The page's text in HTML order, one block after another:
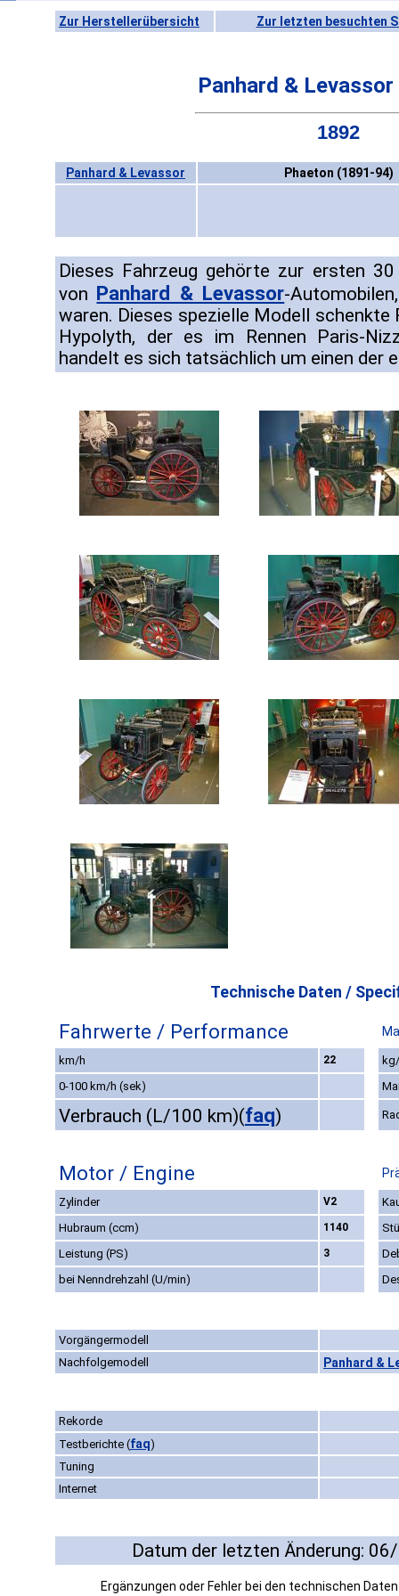
Zur Herstellerübersicht Zur letzten besuchten
Panhard &
1892
Panhard & Levassor Phaeton (1891-94)
Dieses Fahrzeug gehörte zur ersten
von Panhard & Levassor-
waren. Dieses spezielle Modell schenkte
Hypolyth, der es im Rennen Paris-
handelt es sich tatsächlich um einen der
Technische Daten /
Fahrwerte / Performance
km/h 22
0-100 km/h (sek)
Verbrauch (L/100 km)(faq)
Motor / Engine
Zylinder V2
Hubraum (ccm)
1140
Leistung (PS)
3
bei Nenndrehzahl (U/min)
Vorgängermodell
Nachfolgemodell
Panhard &
Rekorde
Testberichte (faq)
Tuning
Internet
Datum der letzten Änderung:
Ergänzungen oder Fehler bei den technischen